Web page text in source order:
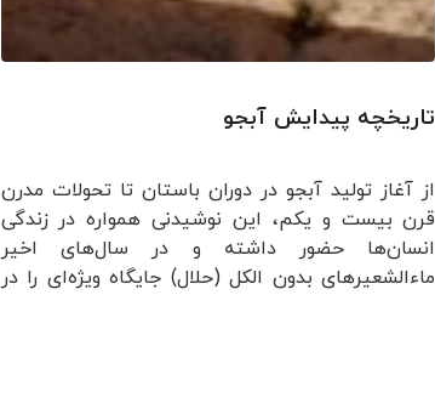
تاریخچه پیدایش آبجو
از آغاز تولید آبجو در دوران باستان تا تحولات مدرن
قرن بیست و یکم، این نوشیدنی همواره در زندگی
انسان‌ها حضور داشته و در سال‌های اخیر
ماءالشعیرهای بدون الکل (حلال) جایگاه ویژه‌ای را در